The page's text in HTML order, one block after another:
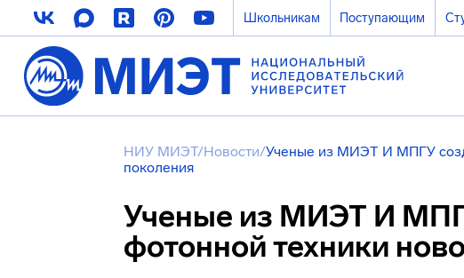
Школьникам Поступающим
НИУ МИЭТ/Новости/Ученые из МИЭТ И МПГУ
поколения
Ученые из МИЭТ И
фотонной техники